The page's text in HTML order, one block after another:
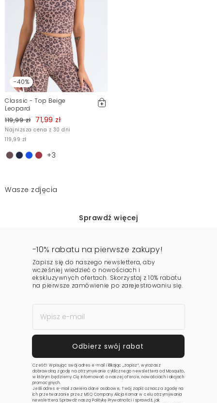
-40%
Classic - Top Beige
Leopard
119,99 zł 71,99 zł
Najniższa cena z 30 dni
119,99 zł
+3
Wasze zdjęcia
Sprawdź więcej
-10% rabatu na pierwsze zakupy!
Zapisz się do naszego newslettera, aby
wcześniej wiedzieć o nowościach i
ekskluzywnych ofertach. Skorzystaj z 10% rabatu
na pierwsze zamówienie po zarejestrowaniu się.
Cześć! Wpisując swój adres e-mail i klikając „zapisz”, wyrażasz
dobrowolną zgodę na otrzymywanie cyklicznego newslettera od Mosquito,
w którym będziemy Cię informować o naszej ofercie, nowościach i akcjach
promocyjnych.
Jeśli adres e-mail zawiera dane osobowe, Twój zapis oznacza zgodę na
ich przetwarzanie przez MSQ Company Alicja Komar w celu otrzymywania
newslettera. Sprawdź naszą Politykę Prywatnościi sprawdź, jak